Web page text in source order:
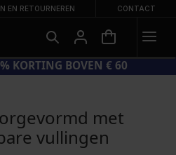
EN RETOURNEREN CONTACT
TOT -70%
met
vullingen